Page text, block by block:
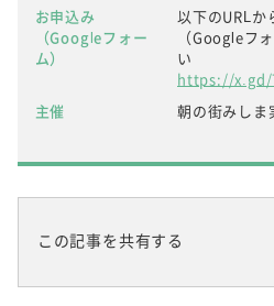
お申込み
（Googleフォー
ム）
以下のURLか
（Googleフ
い
https://x.gd/
主催
朝の街みしま
この記事を共有する